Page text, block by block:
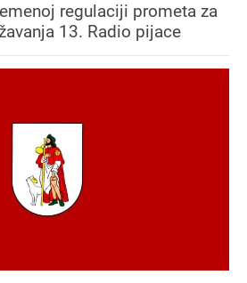
regulaciji prometa za
13. Radio pijace